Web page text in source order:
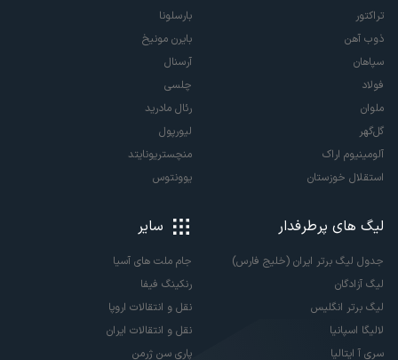
تراکتور
ذوب آهن
سپاهان
فولاد
ملوان
گل‌گهر
آلومینیوم اراک
استقلال خوزستان
بارسلونا
بایرن مونیخ
آرسنال
چلسی
رئال مادرید
لیورپول
منچستریونایتد
یوونتوس
لیگ های پرطرفدار
جدول لیگ برتر ایران (خلیج فارس)
لیگ آزادگان
لیگ برتر انگلیس
لالیگا اسپانیا
سری آ ایتالیا
سایر
جام ملت های آسیا
رنکینگ فیفا
نقل و انتقالات اروپا
نقل و انتقالات ایران
پاری سن ژرمن